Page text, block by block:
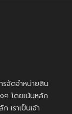
รจัดจำหน่ายสิน
ๆ โดยเน้นหลัก
เราเป็นเจ้า